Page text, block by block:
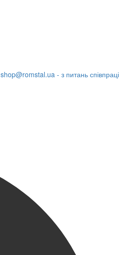
shop@romstal.ua - з питань співпраці